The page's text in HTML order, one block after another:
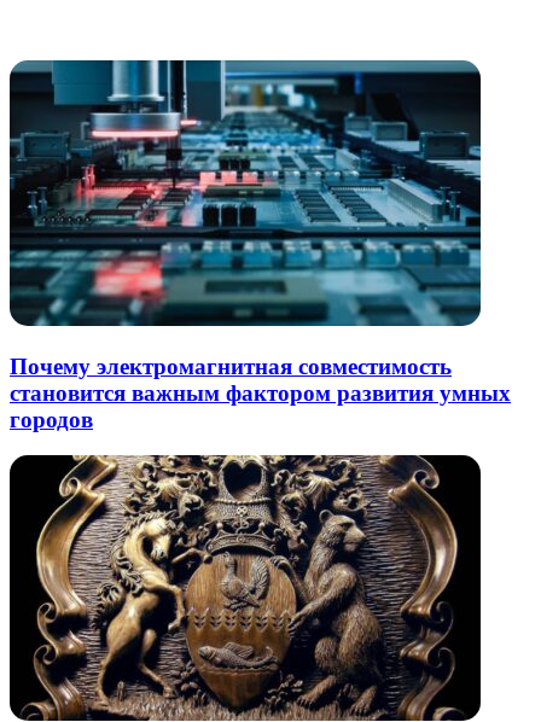
Почему электромагнитная совместимость
становится важным фактором развития умных
городов